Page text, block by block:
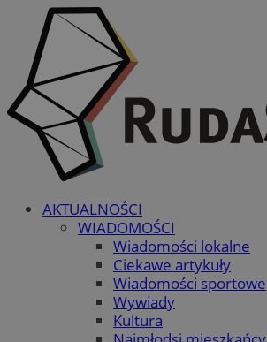
AKTUALNOŚCI
WIADOMOŚCI
Wiadomości lokalne
Ciekawe artykuły
Wiadomości sportowe
Wywiady
Kultura